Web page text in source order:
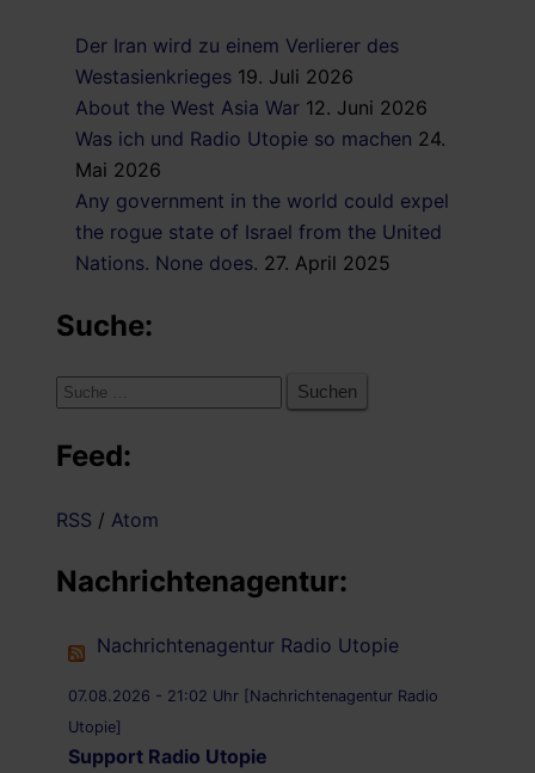
Der Iran wird zu einem Verlierer des
Westasienkrieges 19. Juli 2026
About the West Asia War 12. Juni 2026
Was ich und Radio Utopie so machen 24.
Mai 2026
Any government in the world could expel
the rogue state of Israel from the United
Nations. None does. 27. April 2025
Suche:
Suche
Feed:
RSS / Atom
Nachrichtenagentur:
Nachrichtenagentur Radio Utopie
07.08.2026 - 21:02 Uhr [Nachrichtenagentur Radio
Utopie]
Support Radio Utopie